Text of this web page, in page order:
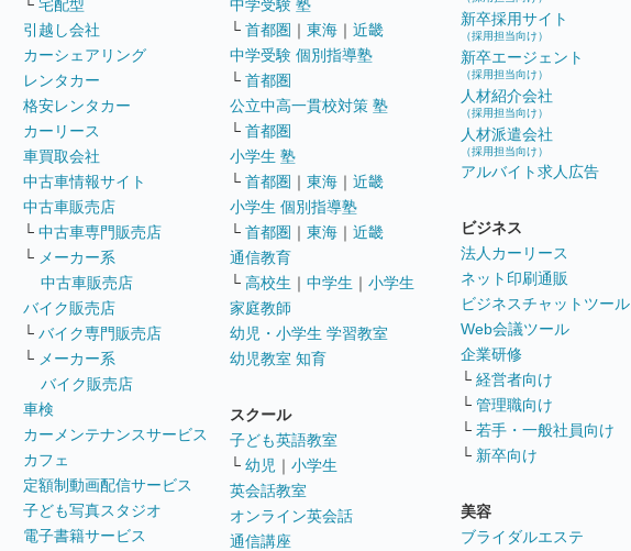
└ 宅配型
引越し会社
カーシェアリング
レンタカー
格安レンタカー
カーリース
車買取会社
中古車情報サイト
中古車販売店
└ 中古車専門販売店
└ メーカー系
中古車販売店
バイク販売店
└ バイク専門販売店
└ メーカー系
バイク販売店
車検
カーメンテナンスサービス
カフェ
定額制動画配信サービス
子ども写真スタジオ
電子書籍サービス
中学受験 塾
└ 首都圏 ｜ 東海 ｜ 近畿
中学受験 個別指導塾
└ 首都圏
公立中高一貫校対策 塾
└ 首都圏
小学生 塾
└ 首都圏 ｜ 東海 ｜ 近畿
小学生 個別指導塾
└ 首都圏 ｜ 東海 ｜ 近畿
通信教育
└ 高校生 ｜ 中学生 ｜ 小学生
家庭教師
幼児・小学生 学習教室
幼児教室 知育
スクール
子ども英語教室
└ 幼児 ｜ 小学生
英会話教室
オンライン英会話
通信講座
新卒採用サイト
（採用担当向け）
新卒エージェント
（採用担当向け）
人材紹介会社
（採用担当向け）
人材派遣会社
（採用担当向け）
アルバイト求人広告
ビジネス
法人カーリース
ネット印刷通販
ビジネスチャットツール
Web会議ツール
企業研修
└ 経営者向け
└ 管理職向け
└ 若手・一般社員向け
└ 新卒向け
美容
ブライダルエステ